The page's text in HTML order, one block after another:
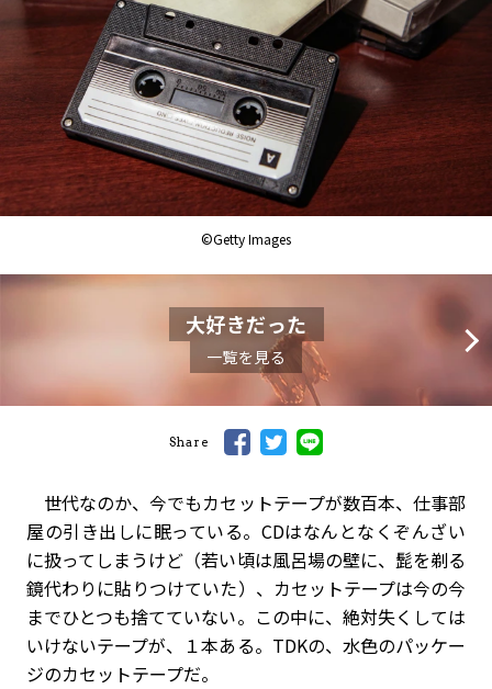
©Getty Images
大好きだった
一覧を見る
Share
世代なのか、今でもカセットテープが数百本、仕事部
屋の引き出しに眠っている。CDはなんとなくぞんざい
に扱ってしまうけど（若い頃は風呂場の壁に、髭を剃る
鏡代わりに貼りつけていた）、カセットテープは今の今
までひとつも捨てていない。この中に、絶対失くしては
いけないテープが、１本ある。TDKの、水色のパッケー
ジのカセットテープだ。